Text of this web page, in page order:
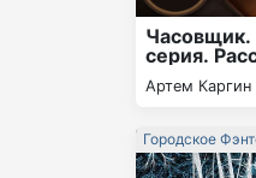
серия.
Артем Каргин
Городское